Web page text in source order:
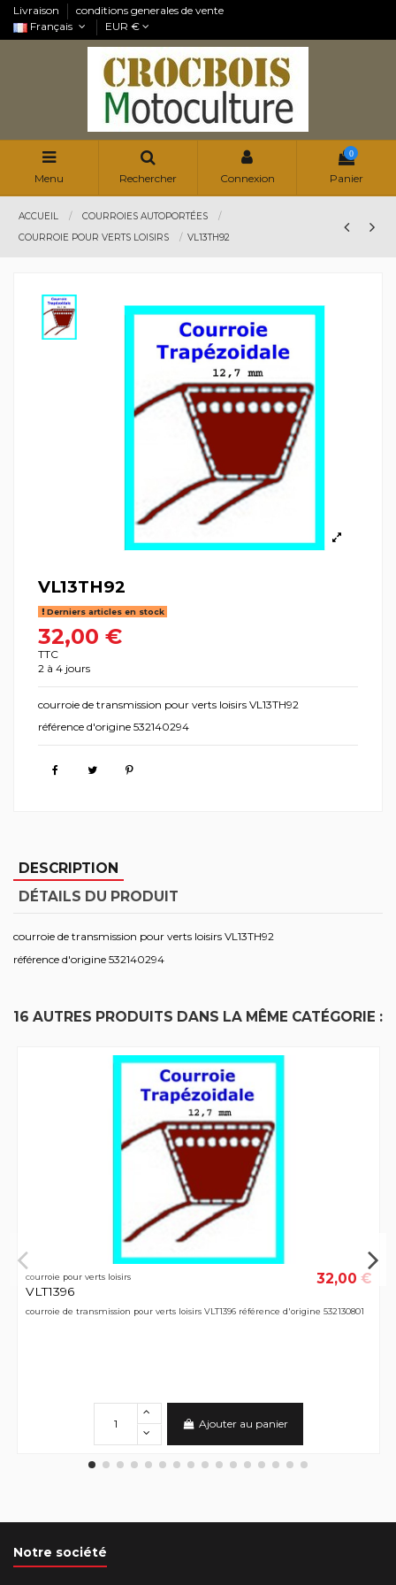
Livraison
conditions generales de vente
Français
EUR €
Menu Rechercher Connexion
0
Panier
ACCUEIL
COURROIES AUTOPORTÉES
COURROIE POUR VERTS LOISIRS
VL13TH92
VL13TH92
Derniers articles en stock
32,00 €
TTC
2 à 4 jours
courroie de transmission pour verts loisirs VL13TH92
référence d'origine 532140294
DESCRIPTION
DÉTAILS DU PRODUIT
courroie de transmission pour verts loisirs VL13TH92
référence d'origine 532140294
16 AUTRES PRODUITS DANS LA MÊME CATÉGORIE :
courroie pour verts loisirs
VLT1396
32,00 €
courroie de transmission pour verts loisirs VLT1396 référence d'origine 532130801
Ajouter au panier
Notre société